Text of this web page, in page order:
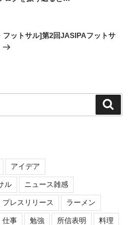
ットサル]第2回JASIPAフットサ
アイデア
ル ニュース雑感
プレスリリース ラーメン
仕事 勉強 所信表明 料理